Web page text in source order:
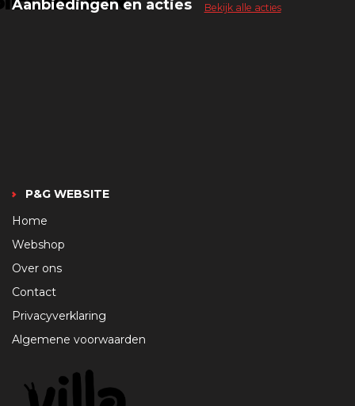
Aanbiedingen en acties Bekijk alle acties
P&G WEBSITE
Home
Webshop
Over ons
Contact
Privacyverklaring
Algemene voorwaarden